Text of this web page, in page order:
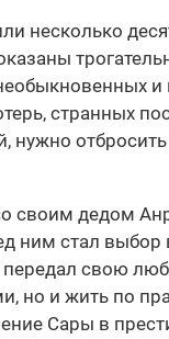
несколько
и
странных
нужно
своим дедом
ним стал
свою
но и жить по
Сары в